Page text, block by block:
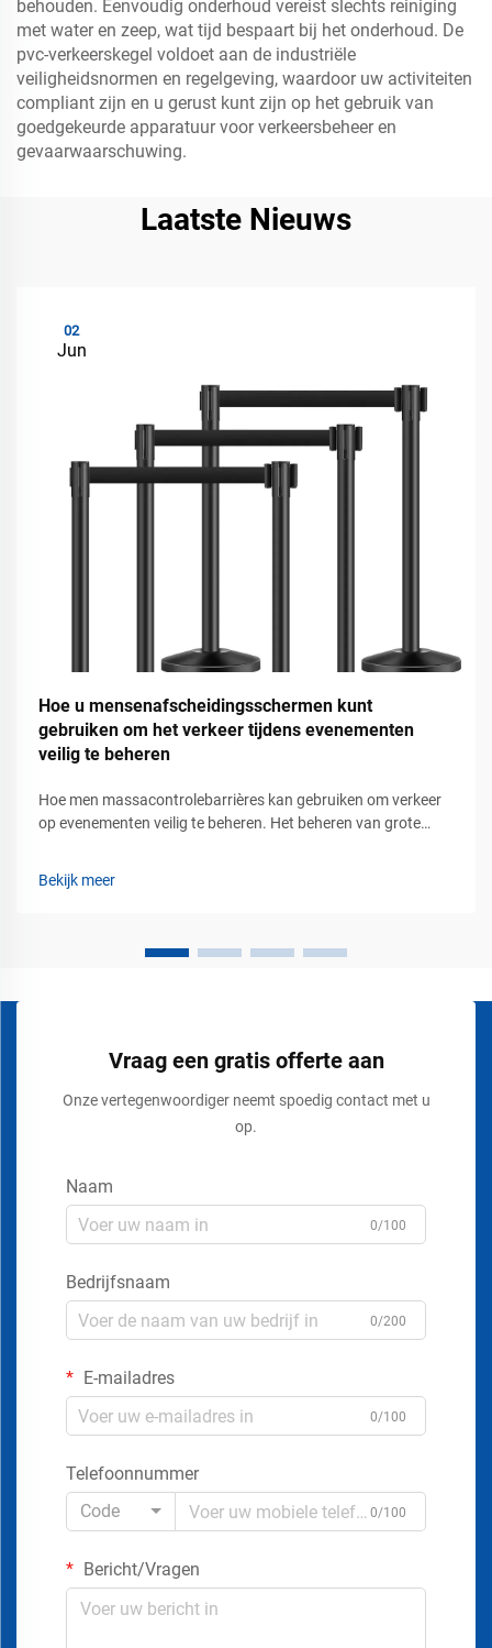
behouden. Eenvoudig onderhoud vereist slechts reiniging
met water en zeep, wat tijd bespaart bij het onderhoud. De
pvc-verkeerskegel voldoet aan de industriële
veiligheidsnormen en regelgeving, waardoor uw activiteiten
compliant zijn en u gerust kunt zijn op het gebruik van
goedgekeurde apparatuur voor verkeersbeheer en
gevaarwaarschuwing.
Laatste Nieuws
02
Jun
Hoe u mensenafscheidingsschermen kunt
gebruiken om het verkeer tijdens evenementen
veilig te beheren
Hoe men massacontrolebarrières kan gebruiken om verkeer
op evenementen veilig te beheren. Het beheren van grote
openbare bijeenkomsten vereist meer dan alleen het plaatsen
Bekijk meer
Vraag een gratis offerte aan
Onze vertegenwoordiger neemt spoedig contact met u
op.
Naam
0/100
Bedrijfsnaam
0/200
E-mailadres
0/100
Telefoonnummer
Code
0/100
Bericht/Vragen